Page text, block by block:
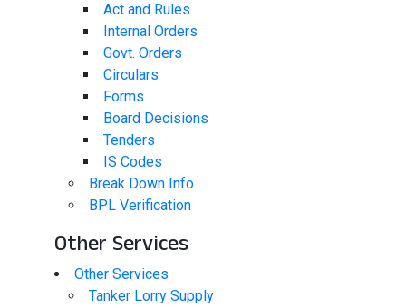
Act and Rules
Internal Orders
Govt. Orders
Circulars
Forms
Board Decisions
Tenders
IS Codes
Break Down Info
BPL Verification
Other Services​
Other Services​
Tanker Lorry Supply